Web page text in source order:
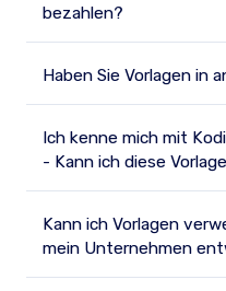
bezahlen?
Haben Sie Vorlagen in
Ich kenne mich mit
- Kann ich diese
Kann ich Vorlagen
mein Unternehmen